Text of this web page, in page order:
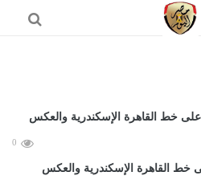
0
خط القاهرة الإسكندرية والعكس